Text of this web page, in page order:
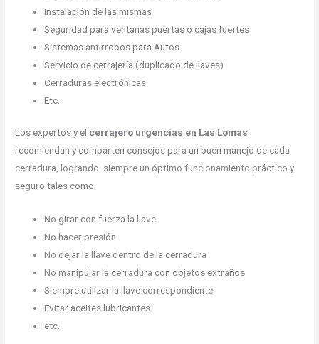
Instalación de las mismas
Seguridad para ventanas puertas o cajas fuertes
Sistemas antirrobos para Autos
Servicio de cerrajería (duplicado de llaves)
Cerraduras electrónicas
Etc.
Los expertos y el cerrajero urgencias en Las Lomas
recomiendan y comparten consejos para un buen manejo de cada
cerradura, logrando siempre un óptimo funcionamiento práctico y
seguro tales como:
No girar con fuerza la llave
No hacer presión
No dejar la llave dentro de la cerradura
No manipular la cerradura con objetos extraños
Siempre utilizar la llave correspondiente
Evitar aceites lubricantes
etc.